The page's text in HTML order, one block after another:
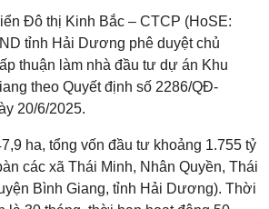
Đô thị Kinh Bắc – CTCP (HoSE:
tỉnh Hải Dương phê duyệt chủ
thuận làm nhà đầu tư dự án Khu
theo Quyết định số 2286/QĐ-
20/6/2025.
ha, tổng vốn đầu tư khoảng 1.755 tỷ
các xã Thái Minh, Nhân Quyền, Thái
Bình Giang, tỉnh Hải Dương). Thời